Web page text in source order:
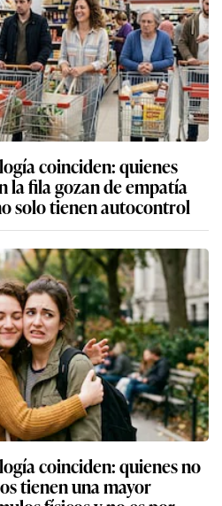
coinciden: quienes
la fila gozan de empatía
solo tienen autocontrol
coinciden: quienes no
tienen una mayor